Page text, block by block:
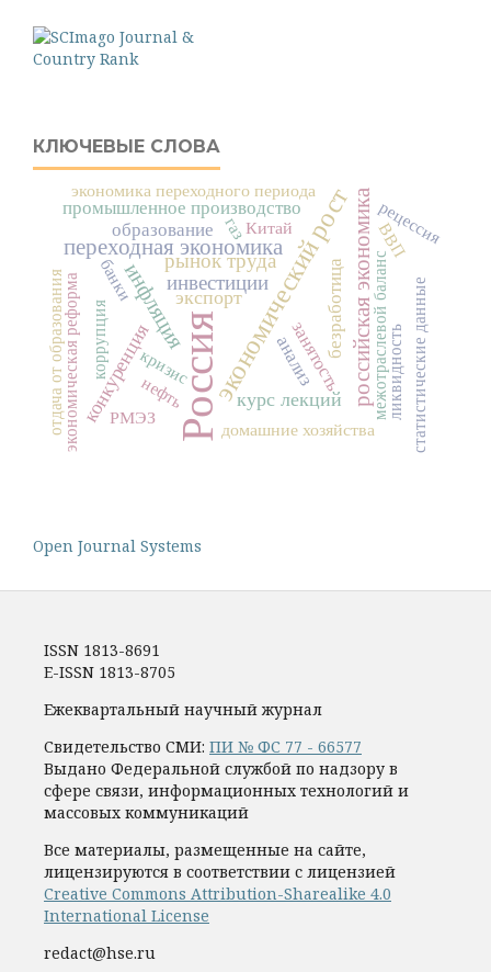
КЛЮЧЕВЫЕ СЛОВА
Россияэкономический рост
переходная экономика
инфляция российская экономика
рынок труда
инвестиции
курс лекций
конкуренция
экспорт
образование
промышленное производство
занятость
безработица
анализ межотраслевой баланс
Китай
домашние хозяйства
ликвидность
газ
экономическая реформа
экономика переходного периода
статистические данные
кризис
нефть
отдача от образования банки
коррупция
РМЭЗ
ВВП
рецессия
Open Journal Systems
ISSN 1813-8691
E-ISSN 1813-8705
Ежеквартальный научный журнал
Свидетельство СМИ: ПИ № ФС 77 - 66577
Выдано Федеральной службой по надзору в
сфере связи, информационных технологий и
массовых коммуникаций
Все материалы, размещенные на сайте,
лицензируются в соответствии с лицензией
Creative Commons Attribution-Sharealike 4.0
International License
redact@hse.ru